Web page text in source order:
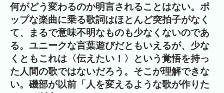
何がどう変わるのか明言されることはない。ポ
ップな楽曲に乗る歌詞はほとんど突拍子がなく
て、まるで意味不明なものも少なくないのであ
る。ユニークな言葉遊びだともいえるが、少な
くともこれは〈伝えたい！〉という覚悟を持っ
た人間の歌ではないだろう。そこが理解できな
い。磯部が以前「人を変えるような歌が作りた